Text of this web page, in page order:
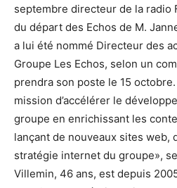
septembre directeur de la radio
du départ des Echos de M.
a lui été nommé Directeur des
Groupe Les Echos, selon un
prendra son poste le 15
mission d’accélérer le
groupe en enrichissant les
lançant de nouveaux sites web,
stratégie internet du groupe»,
Villemin, 46 ans, est depuis